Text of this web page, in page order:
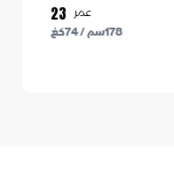
عمر 23
178سم /74كغ